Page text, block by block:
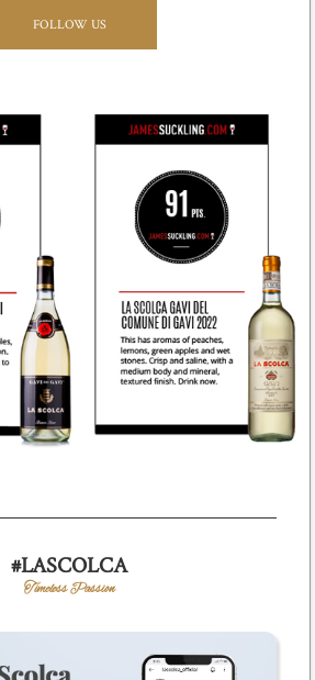
FOLLOW US
#LASCOLCA
Timeless Passion